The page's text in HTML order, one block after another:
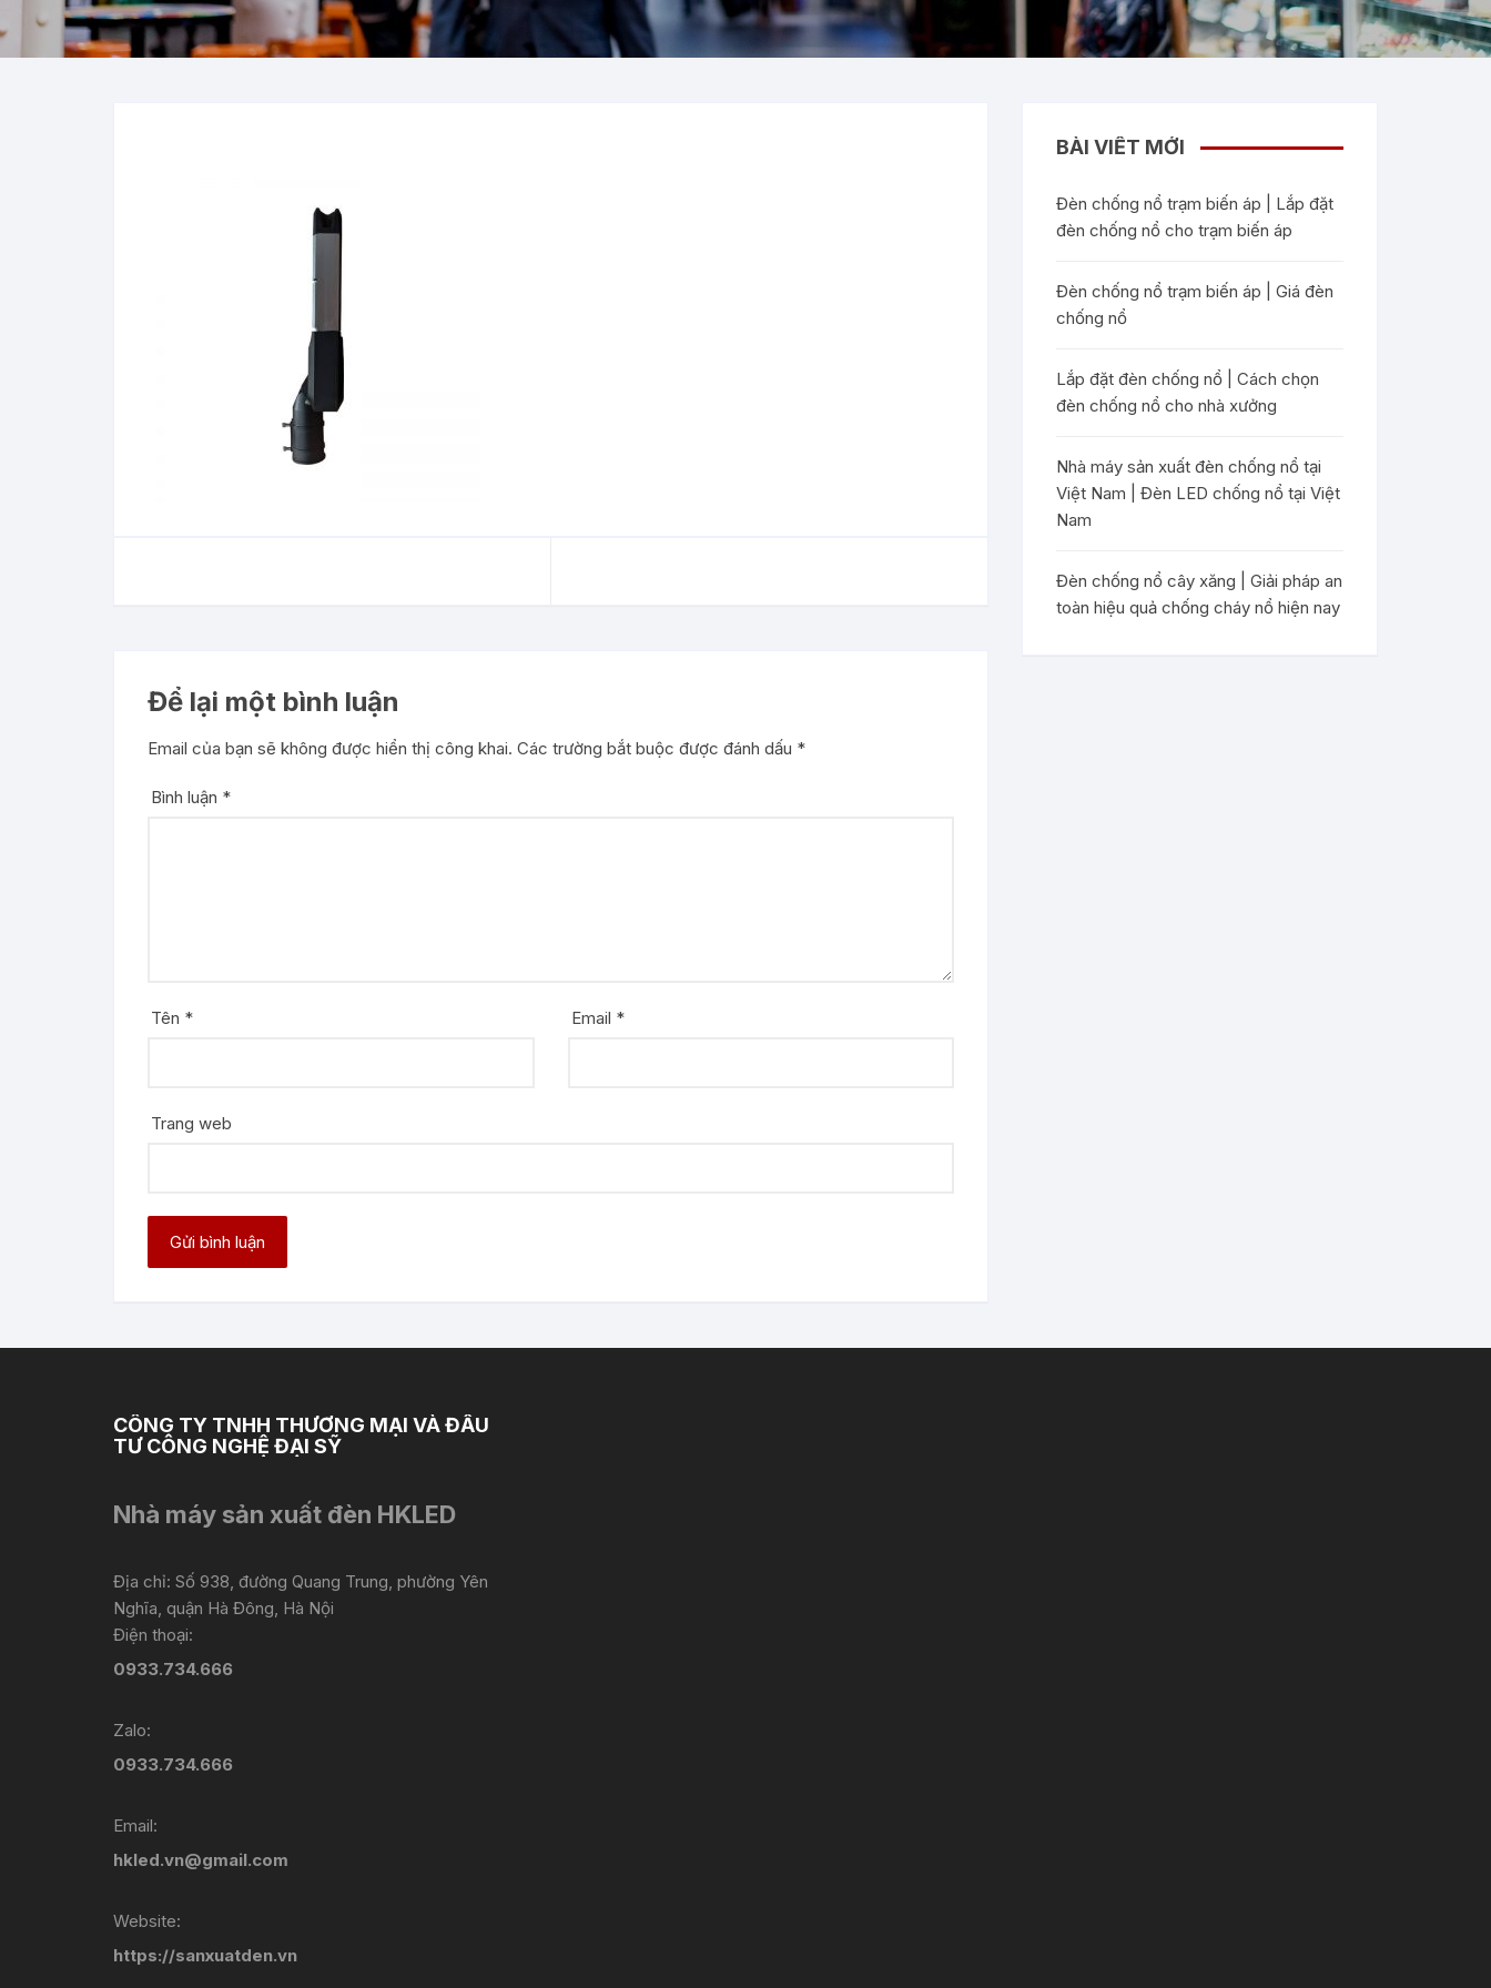
Để lại một bình luận
Email của bạn sẽ không được hiển thị công khai. Các trường bắt buộc được đánh dấu *
Bình luận *
Tên * Email *
Trang web
BÀI VIẾT MỚI
Đèn chống nổ trạm biến áp | Lắp đặt
đèn chống nổ cho trạm biến áp
Đèn chống nổ trạm biến áp | Giá đèn
chống nổ
Lắp đặt đèn chống nổ | Cách chọn
đèn chống nổ cho nhà xưởng
Nhà máy sản xuất đèn chống nổ tại
Việt Nam | Đèn LED chống nổ tại Việt
Nam
Đèn chống nổ cây xăng | Giải pháp an
toàn hiệu quả chống cháy nổ hiện nay
CÔNG TY TNHH THƯƠNG MẠI VÀ ĐẦU
TƯ CÔNG NGHỆ ĐẠI SỸ
Nhà máy sản xuất đèn HKLED
Địa chỉ: Số 938, đường Quang Trung, phường Yên
Nghĩa, quận Hà Đông, Hà Nội
Điện thoại:
0933.734.666
Zalo:
0933.734.666
Email:
hkled.vn@gmail.com
Website:
https://sanxuatden.vn